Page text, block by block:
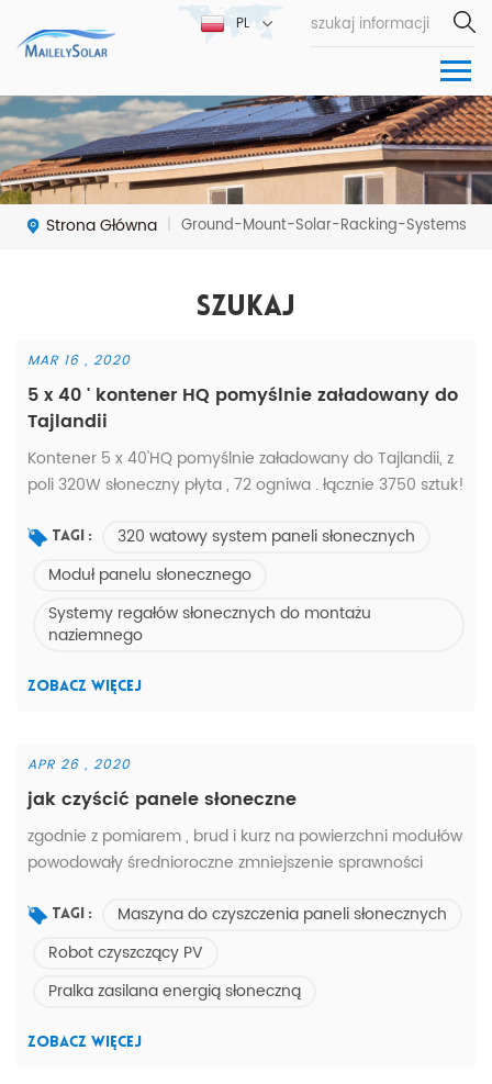
PL
Strona Główna | Ground-Mount-Solar-Racking-Systems
Szukaj
MAR 16 , 2020
5 x 40 ' kontener HQ pomyślnie załadowany do
Tajlandii
Kontener 5 x 40'HQ pomyślnie załadowany do Tajlandii, z
poli 320W słoneczny płyta , 72 ogniwa . łącznie 3750 sztuk!
falistej i drewnianą paletę , wystarczająco mocne do
wysyłki drogą morską .
Tagi :
320 watowy system paneli słonecznych
Moduł panelu słonecznego
Systemy regałów słonecznych do montażu
naziemnego
ZOBACZ WIĘCEJ
APR 26 , 2020
jak czyścić panele słoneczne
zgodnie z pomiarem , brud i kurz na powierzchni modułów
powodowały średnioroczne zmniejszenie sprawności
utrata sprawności może sięgać 15% lub więcej z powodu
nagromadzonego brudu na powierzchni modułów.
tradycyjny sposób VS System czyszczenia paneli
słonecznych C21 * wspólne narzędzia do czyszczenia *
Tagi :
Maszyna do czyszczenia paneli słonecznych
Robot czyszczący PV
Pralka zasilana energią słoneczną
ZOBACZ WIĘCEJ